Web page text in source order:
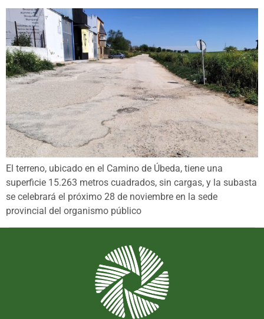
El terreno, ubicado en el Camino de Úbeda, tiene una
superficie 15.263 metros cuadrados, sin cargas, y la subasta
se celebrará el próximo 28 de noviembre en la sede
provincial del organismo público